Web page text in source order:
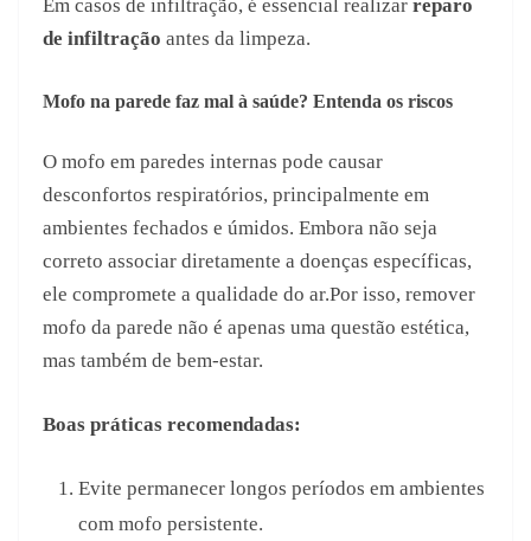
Em casos de infiltração, é essencial realizar reparo
de infiltração antes da limpeza.
Mofo na parede faz mal à saúde? Entenda os riscos
O mofo em paredes internas pode causar
desconfortos respiratórios, principalmente em
ambientes fechados e úmidos. Embora não seja
correto associar diretamente a doenças específicas,
ele compromete a qualidade do ar.Por isso, remover
mofo da parede não é apenas uma questão estética,
mas também de bem-estar.
Boas práticas recomendadas:
Evite permanecer longos períodos em ambientes
com mofo persistente.